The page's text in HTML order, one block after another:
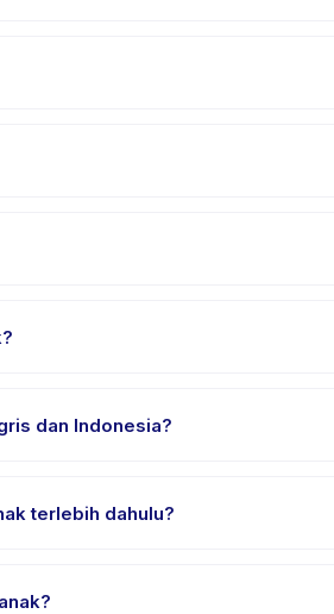
dan Indonesia?
terlebih dahulu?